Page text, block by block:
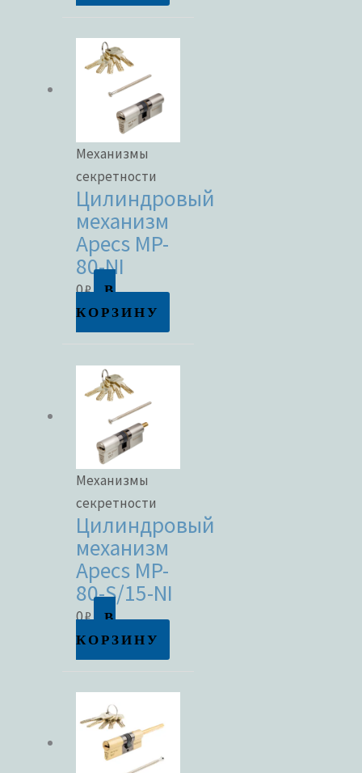
Механизмы
секретности
Цилиндровый
механизм
Apecs MP-
80-NI
0₽
В
КОРЗИНУ
Механизмы
секретности
Цилиндровый
механизм
Apecs MP-
80-S/15-NI
0₽
В
КОРЗИНУ